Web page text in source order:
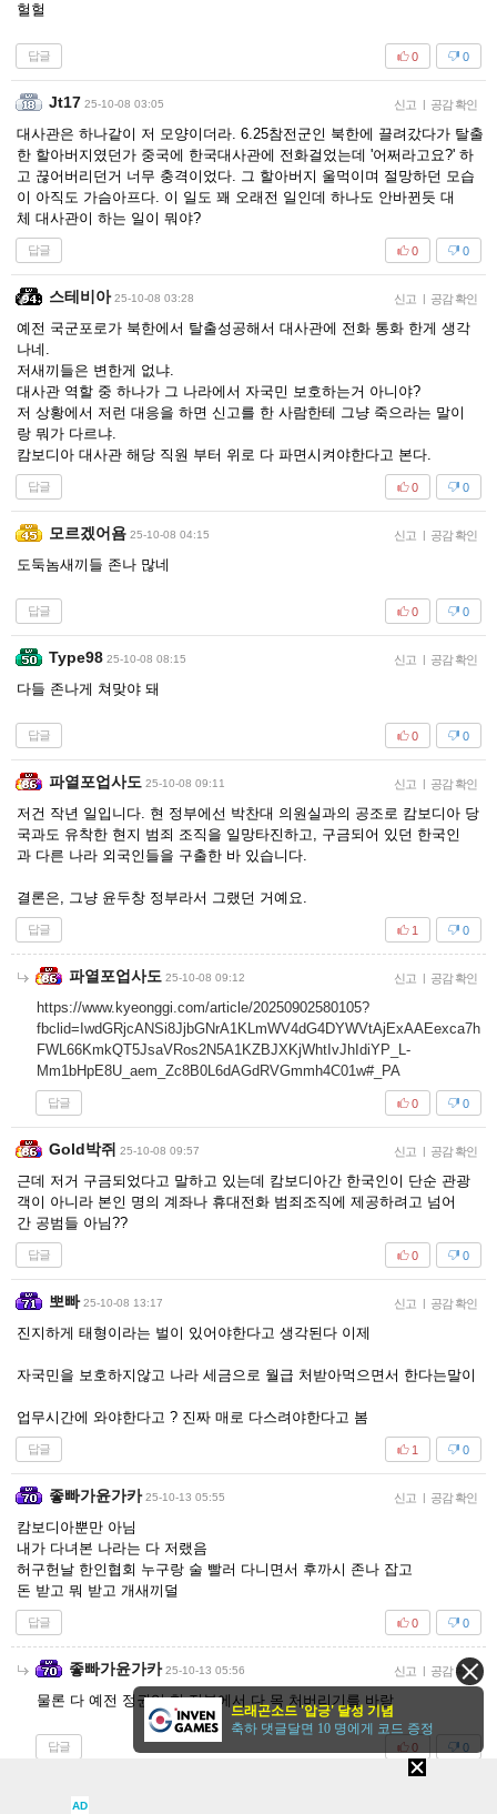
헐헐
답글 0
0
Jt17 25-10-08 03:05 신고 | 공감 확인
대사관은 하나같이 저 모양이더라. 6.25참전군인 북한에 끌려갔다가 탈출
한 할아버지였던가 중국에 한국대사관에 전화걸었는데 '어쩌라고요?' 하
고 끊어버리던거 너무 충격이었다. 그 할아버지 울먹이며 절망하던 모습
이 아직도 가슴아프다. 이 일도 꽤 오래전 일인데 하나도 안바뀐듯 대
체 대사관이 하는 일이 뭐야?
답글 0
0
스테비아 25-10-08 03:28 신고 | 공감 확인
예전 국군포로가 북한에서 탈출성공해서 대사관에 전화 통화 한게 생각
나네.
저새끼들은 변한게 없냐.
대사관 역할 중 하나가 그 나라에서 자국민 보호하는거 아니야?
저 상황에서 저런 대응을 하면 신고를 한 사람한테 그냥 죽으라는 말이
랑 뭐가 다르냐.
캄보디아 대사관 해당 직원 부터 위로 다 파면시켜야한다고 본다.
답글 0
0
모르겠어욤 25-10-08 04:15 신고 | 공감 확인
도둑놈새끼들 존나 많네
답글 0
0
Type98 25-10-08 08:15 신고 | 공감 확인
다들 존나게 쳐맞야 돼
답글 0
0
파열포업사도 25-10-08 09:11 신고 | 공감 확인
저건 작년 일입니다. 현 정부에선 박찬대 의원실과의 공조로 캄보디아 당
국과도 유착한 현지 범죄 조직을 일망타진하고, 구금되어 있던 한국인
과 다른 나라 외국인들을 구출한 바 있습니다.
결론은, 그냥 윤두창 정부라서 그랬던 거예요.
답글 0
1
파열포업사도 25-10-08 09:12 신고 | 공감 확인
https://www.kyeonggi.com/article/20250902580105?
fbclid=IwdGRjcANSi8JjbGNrA1KLmWV4dG4DYWVtAjExAAEexca7h
FWL66KmkQT5JsaVRos2N5A1KZBJXKjWhtIvJhIdiYP_L-
Mm1bHpE8U_aem_Zc8B0L6dAGdRVGmmh4C01w#_PA
답글 0
0
Gold박쥐 25-10-08 09:57 신고 | 공감 확인
근데 저거 구금되었다고 말하고 있는데 캄보디아간 한국인이 단순 관광
객이 아니라 본인 명의 계좌나 휴대전화 범죄조직에 제공하려고 넘어
간 공범들 아님??
답글 0
0
뽀빠 25-10-08 13:17 신고 | 공감 확인
진지하게 태형이라는 벌이 있어야한다고 생각된다 이제
자국민을 보호하지않고 나라 세금으로 월급 처받아먹으면서 한다는말이
업무시간에 와야한다고 ? 진짜 매로 다스려야한다고 봄
답글 0
1
좋빠가윤가카 25-10-13 05:55 신고 | 공감 확인
캄보디아뿐만 아님
내가 다녀본 나라는 다 저랬음
허구헌날 한인협회 누구랑 술 빨러 다니면서 후까시 존나 잡고
돈 받고 뭐 받고 개새끼덜
답글 0
0
좋빠가윤가카 25-10-13 05:56 신고 | 공감 확인
물론 다 예전 정권임 현 정부에서 다 목 처버리기를 바람
답글 0
0
AD
드래곤소드 '압긍' 달성 기념
축하 댓글달면 10 명에게 코드 증정